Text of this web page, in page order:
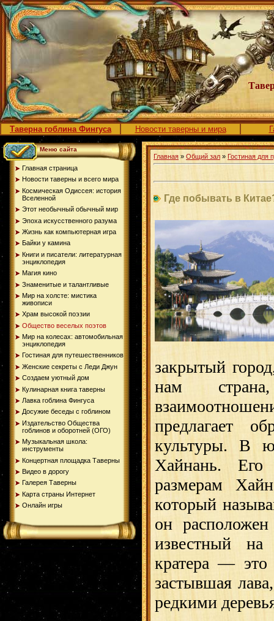
Таверна гоблина Фингуса Новости таверны и мира
Меню сайта
Главная страница
Новости таверны и всего мира
Космическая Одиссея: история
Вселенной
Этот необычный обычный мир
Эпоха искусственного разума
Жизнь как компьютерная игра
Байки у камина
Книги и писатели: литературная
энциклопедия
Магия кино
Знаменитые и талантливые
Мир на холсте: мистика
живописи
Храм высокой поэзии
Общество веселых поэтов
Мир на колесах: автомобильная
энциклопедия
Гостиная для путешественников
Женские секреты с Леди Джун
Создаем уютный дом
Кулинарная книга таверны
Лавка гоблина Фингуса
Досужие беседы с гоблином
Издательство Общества
гоблинов и оборотней (ОГО)
Музыкальная школа:
инструменты
Концертная площадка Таверны
Видео в дорогу
Галерея Таверны
Карта страны Интернет
Онлайн игры
Главная » Общий зал » Гостиная для
Где побывать в
закрытый
нам
предлагает
культуры. В
Хайнань.
размерам
который
он
известный
кратера — это
застывшая
редкими